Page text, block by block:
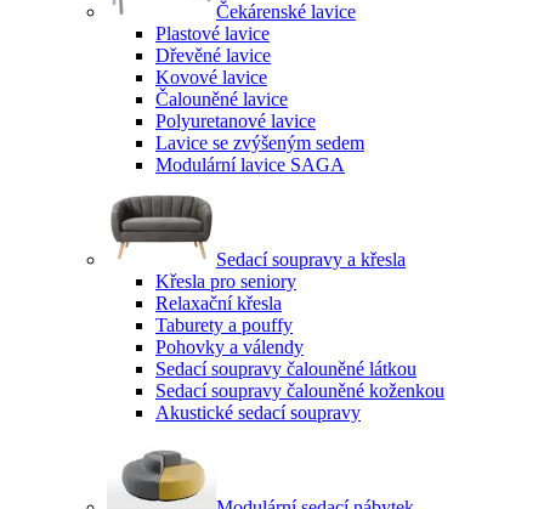
Čekárenské lavice
Plastové lavice
Dřevěné lavice
Kovové lavice
Čalouněné lavice
Polyuretanové lavice
Lavice se zvýšeným sedem
Modulární lavice SAGA
Sedací soupravy a křesla
Křesla pro seniory
Relaxační křesla
Taburety a pouffy
Pohovky a válendy
Sedací soupravy čalouněné látkou
Sedací soupravy čalouněné koženkou
Akustické sedací soupravy